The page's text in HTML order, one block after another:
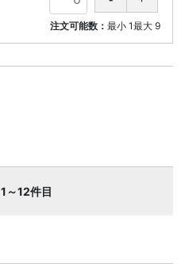
注文可能数：最小 1最大 9
1～12件目